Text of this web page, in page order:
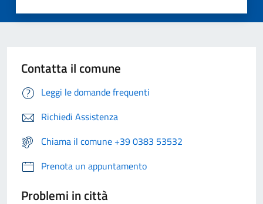
Contatta il comune
Leggi le domande frequenti
Richiedi Assistenza
Chiama il comune +39 0383 53532
Prenota un appuntamento
Problemi in città